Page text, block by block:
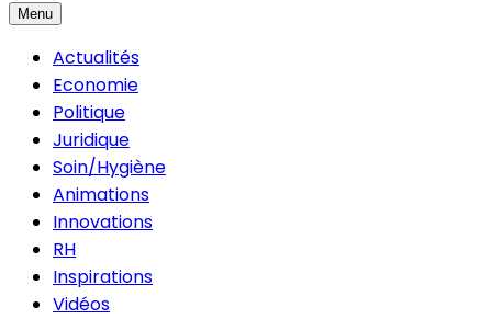
Menu
Actualités
Economie
Politique
Juridique
Soin/Hygiène
Animations
Innovations
RH
Inspirations
Vidéos